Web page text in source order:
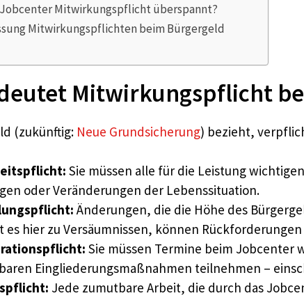
Mitwirkungspflicht überspannt?
Mitwirkungspflichten beim Bürgergeld
Mitwirkungspflicht
(zukünftig: Neue Grundsicherung) bezieht,
Sie müssen alle für die Leistung
oder Veränderungen der Lebenssituation.
Änderungen, die die Höhe des
es hier zu Versäumnissen, können
Sie müssen Termine beim
Eingliederungsmaßnahmen teilnehmen –
Jede zumutbare Arbeit, die durch das